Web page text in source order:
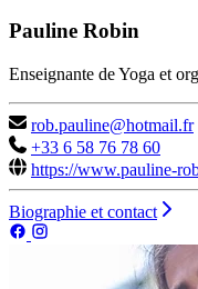
Pauline Robin
Enseignante de Yoga et
rob.pauline@hotmail.fr
+33 6 58 76 78 60
https://www.pauline-
Biographie et contact